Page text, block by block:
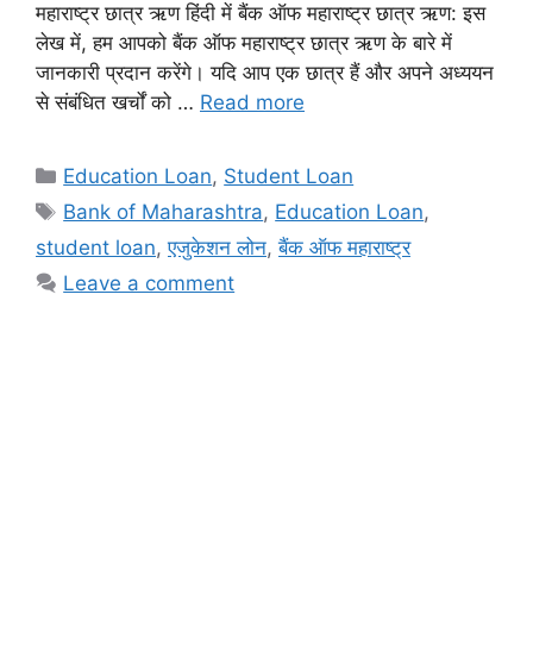
महाराष्ट्र छात्र ऋण हिंदी में बैंक ऑफ महाराष्ट्र छात्र ऋण: इस
लेख में, हम आपको बैंक ऑफ महाराष्ट्र छात्र ऋण के बारे में
जानकारी प्रदान करेंगे। यदि आप एक छात्र हैं और अपने अध्ययन
से संबंधित खर्चों को … Read more
Categories
Education Loan, Student Loan
Tags
Bank of Maharashtra, Education Loan,
student loan,एजुकेशन लोन,बैंक ऑफ महाराष्ट्र
Leave a comment